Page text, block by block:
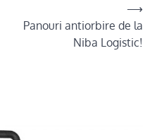
Panouri antiorbire de la
Niba Logistic!
⟶